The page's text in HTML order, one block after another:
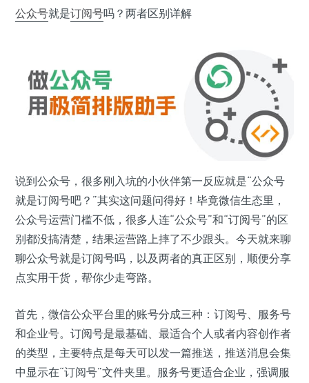
公众号就是订阅号吗？两者区别详解
说到公众号，很多刚入坑的小伙伴第一反应就是“公众号
就是订阅号吧？”其实这问题问得好！毕竟微信生态里，
公众号运营门槛不低，很多人连“公众号”和“订阅号”的区
别都没搞清楚，结果运营路上摔了不少跟头。今天就来聊
聊公众号就是订阅号吗，以及两者的真正区别，顺便分享
点实用干货，帮你少走弯路。
首先，微信公众平台里的账号分成三种：订阅号、服务号
和企业号。订阅号是最基础、最适合个人或者内容创作者
的类型，主要特点是每天可以发一篇推送，推送消息会集
中显示在“订阅号”文件夹里。服务号更适合企业，强调服